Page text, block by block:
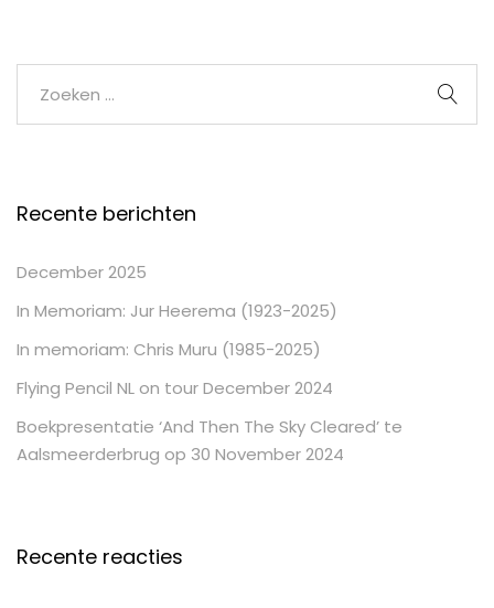
Recente berichten
December 2025
In Memoriam: Jur Heerema (1923-2025)
In memoriam: Chris Muru (1985-2025)
Flying Pencil NL on tour December 2024
Boekpresentatie ‘And Then The Sky Cleared’ te
Aalsmeerderbrug op 30 November 2024
Recente reacties